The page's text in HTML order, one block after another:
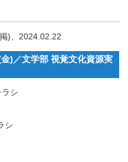
)、2024.02.22
)／文学部 視覚文化資源実
シ
シ